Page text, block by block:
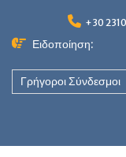
content
+30
Ειδοποίηση:
Γρήγοροι Σύνδεσμοι